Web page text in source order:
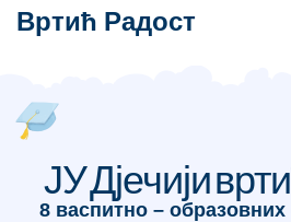
Вртић Радост
ЈУ Дјечији
8 васпитно –